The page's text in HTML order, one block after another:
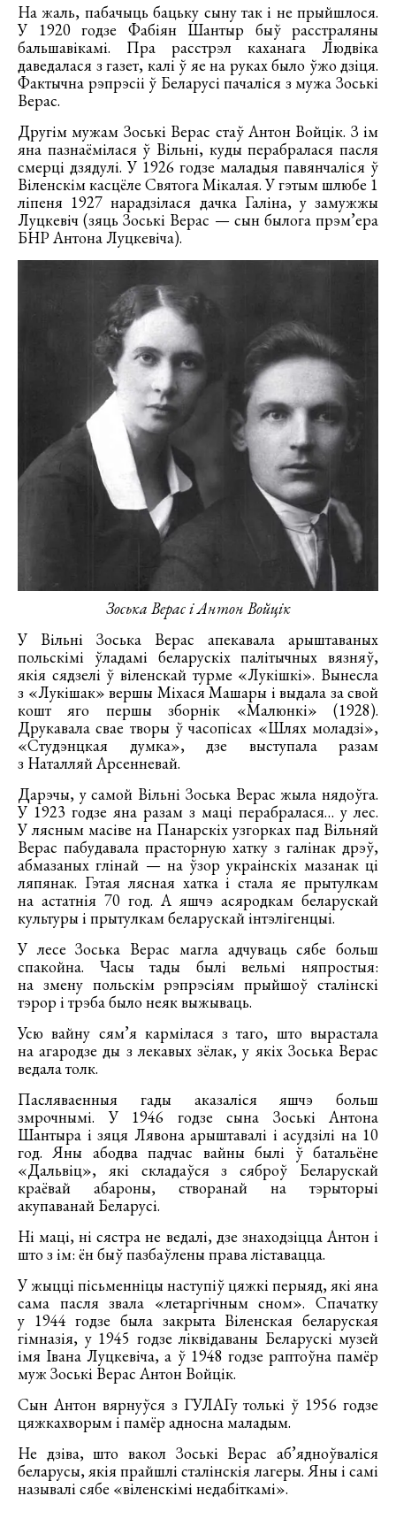
На жаль, пабачыць бацьку сыну так і не прыйшлося.
У 1920 годзе Фабіян Шантыр быў расстраляны
бальшавікамі. Пра расстрэл каханага Людвіка
даведалася з газет, калі ў яе на руках было ўжо дзіця.
Фактычна рэпрэсіі ў Беларусі пачаліся з мужа Зоські
Верас.
Другім мужам Зоські Верас стаў Антон Войцік. З ім
яна пазнаёмілася ў Вільні, куды перабралася пасля
смерці дзядулі. У 1926 годзе маладыя павянчаліся ў
Віленскім касцёле Святога Мікалая. У гэтым шлюбе 1
ліпеня 1927 нарадзілася дачка Галіна, у замужжы
Луцкевіч (зяць Зоські Верас — сын былога прэм’ера
БНР Антона Луцкевіча).
Зоська Верас і Антон Войцік
У Вільні Зоська Верас апекавала арыштаваных
польскімі ўладамі беларускіх палітычных вязняў,
якія сядзелі ў віленскай турме «Лукішкі». Вынесла
з «Лукішак» вершы Міхася Машары і выдала за свой
кошт яго першы зборнік «Малюнкі» (1928).
Друкавала свае творы ў часопісах «Шлях моладзі»,
«Студэнцкая думка», дзе выступала разам
з Наталляй Арсенневай.
Дарэчы, у самой Вільні Зоська Верас жыла нядоўга.
У 1923 годзе яна разам з маці перабралася… у лес.
У лясным масіве на Панарскіх узгорках пад Вільняй
Верас пабудавала прасторную хатку з галінак дрэў,
абмазаных глінай — на ўзор украінскіх мазанак ці
ляпянак. Гэтая лясная хатка і стала яе прытулкам
на астатнія 70 год. А яшчэ асяродкам беларускай
культуры і прытулкам беларускай інтэлігенцыі.
У лесе Зоська Верас магла адчуваць сябе больш
спакойна. Часы тады былі вельмі няпростыя:
на змену польскім рэпрэсіям прыйшоў сталінскі
тэрор і трэба было неяк выжываць.
Усю вайну сям’я кармілася з таго, што вырастала
на агародзе ды з лекавых зёлак, у якіх Зоська Верас
ведала толк.
Пасляваенныя гады аказаліся яшчэ больш
змрочнымі. У 1946 годзе сына Зоські Антона
Шантыра і зяця Лявона арыштавалі і асудзілі на 10
год. Яны абодва падчас вайны былі ў батальёне
«Дальвіц», які складаўся з сяброў Беларускай
краёвай абароны, створанай на тэрыторыі
акупаванай Беларусі.
Ні маці, ні сястра не ведалі, дзе знаходзіцца Антон і
што з ім: ён быў пазбаўлены права ліставацца.
У жыцці пісьменніцы наступіў цяжкі перыяд, які яна
сама пасля звала «летаргічным сном». Спачатку
у 1944 годзе была закрыта Віленская беларуская
гімназія, у 1945 годзе ліквідаваны Беларускі музей
імя Івана Луцкевіча, а ў 1948 годзе раптоўна памёр
муж Зоські Верас Антон Войцік.
Сын Антон вярнуўся з ГУЛАГу толькі ў 1956 годзе
цяжкахворым і памёр адносна маладым.
Не дзіва, што вакол Зоські Верас аб’ядноўваліся
беларусы, якія прайшлі сталінскія лагеры. Яны і самі
называлі сябе «віленскімі недабіткамі».